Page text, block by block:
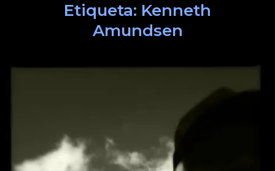
Etiqueta: Kenneth
Amundsen